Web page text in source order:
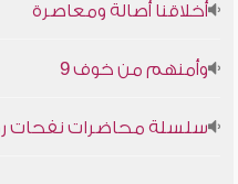
أخلاقنا أصالة ومعاصرة
وأمنهم من خوف 9
سلسلة محاضرات نفحات